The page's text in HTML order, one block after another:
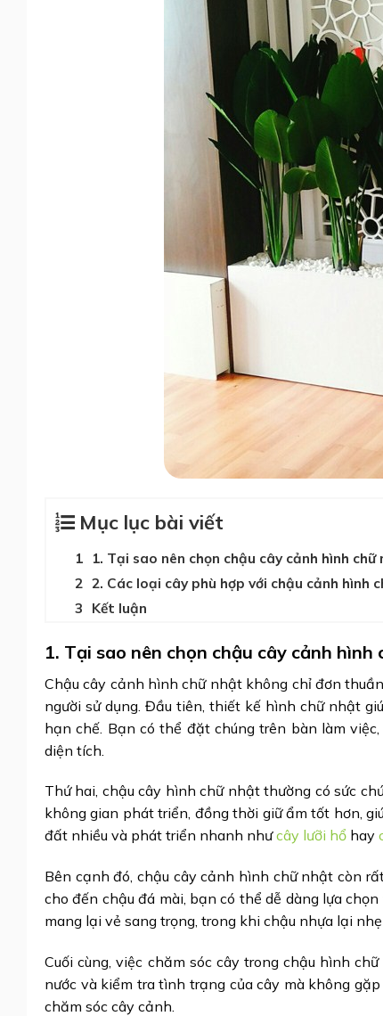
Mục lục bài viết
1. Tại sao nên chọn chậu cây cảnh hình chữ
2. Các loại cây phù hợp với chậu cảnh hình
Kết luận
1. Tại sao nên chọn chậu cây cảnh hình
Chậu cây cảnh hình chữ nhật không chỉ đơn
người sử dụng. Đầu tiên, thiết kế hình chữ nhật
hạn chế. Bạn có thể đặt chúng trên bàn làm
diện tích.
Thứ hai, chậu cây hình chữ nhật thường có sức
không gian phát triển, đồng thời giữ ẩm tốt hơn,
đất nhiều và phát triển nhanh nhưcây lưỡi hổ hay
Bên cạnh đó, chậu cây cảnh hình chữ nhật còn
cho đến chậu đá mài, bạn có thể dễ dàng lựa
mang lại vẻ sang trọng, trong khi chậu nhựa lại
Cuối cùng, việc chăm sóc cây trong chậu hình
nước và kiểm tra tình trạng của cây mà không
chăm sóc cây cảnh.